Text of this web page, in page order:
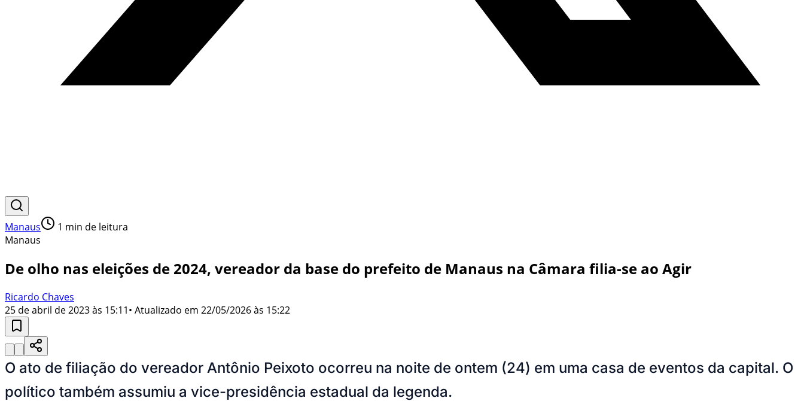
Manaus 1 min de leitura
Manaus
De olho nas eleições de 2024, vereador da base do prefeito de Manaus na Câmara filia-se ao Agir
Ricardo Chaves
25 de abril de 2023 às 15:11• Atualizado em 22/05/2026 às 15:22
O ato de filiação do vereador Antônio Peixoto ocorreu na noite de ontem (24) em uma casa de eventos da capital. O
político também assumiu a vice-presidência estadual da legenda.